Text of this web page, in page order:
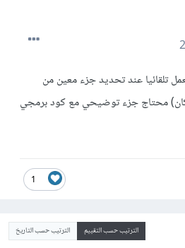
تلقائيا عند تحديد جزء معين من
محتاج جزء توضيحي مع كود برمجي
1
الترتيب حسب التقييم الترتيب حسب التاريخ